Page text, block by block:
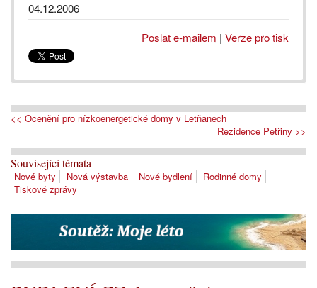
04.12.2006
Poslat e-mailem | Verze pro tisk
<< Ocenění pro nízkoenergetické domy v Letňanech
Rezidence Petřiny >>
Související témata
Nové byty Nová výstavba Nové bydlení
Rodinné domy
Tiskové zprávy